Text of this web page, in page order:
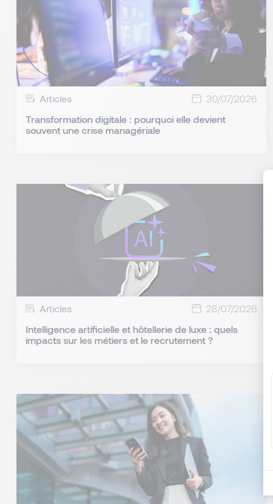
Articles
30/07/2026
Transformation digitale : pourquoi elle devient
souvent une crise managériale
Articles
28/07/2026
Intelligence artificielle et hôtellerie de luxe : quels
impacts sur les métiers et le recrutement ?